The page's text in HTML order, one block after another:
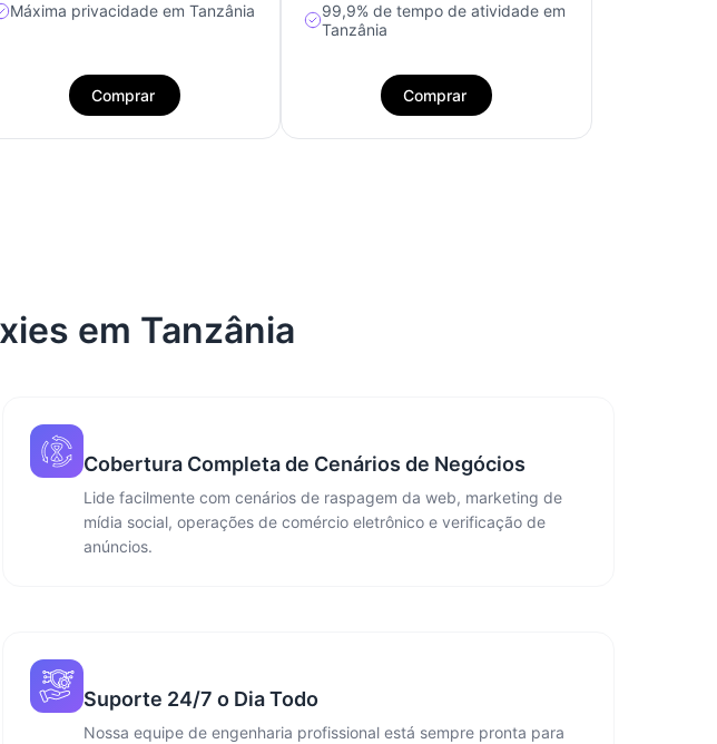
Máxima privacidade em Tanzânia
Comprar
99,9% de tempo de atividade em
Tanzânia
Comprar
em Tanzânia
Cobertura Completa de Cenários de Negócios
Lide facilmente com cenários de raspagem da web, marketing de
mídia social, operações de comércio eletrônico e verificação de
anúncios.
Suporte 24/7 o Dia Todo
Nossa equipe de engenharia profissional está sempre pronta para